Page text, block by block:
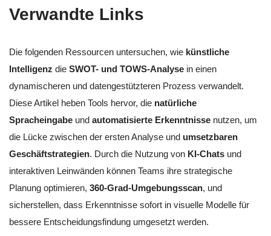
Verwandte Links
Die folgenden Ressourcen untersuchen, wie künstliche
Intelligenz die SWOT- und TOWS-Analyse in einen
dynamischeren und datengestützteren Prozess verwandelt.
Diese Artikel heben Tools hervor, die natürliche
Spracheingabe und automatisierte Erkenntnisse nutzen, um
die Lücke zwischen der ersten Analyse und umsetzbaren
Geschäftstrategien. Durch die Nutzung von KI-Chats und
interaktiven Leinwänden können Teams ihre strategische
Planung optimieren, 360-Grad-Umgebungsscan, und
sicherstellen, dass Erkenntnisse sofort in visuelle Modelle für
bessere Entscheidungsfindung umgesetzt werden.